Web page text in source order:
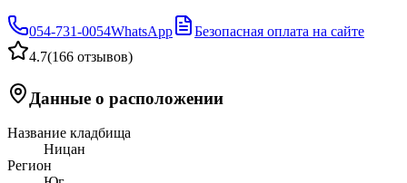
054-731-0054WhatsApp
Безопасная оплата на сайте
4.7(166 отзывов)
Данные о расположении
Название кладбища
Ницан
Регион